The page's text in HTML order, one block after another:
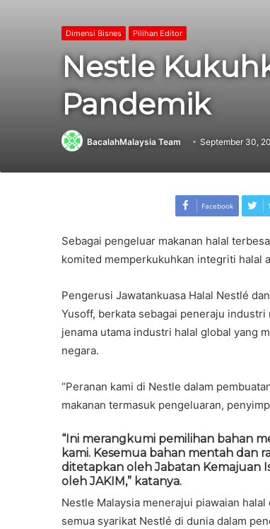
Dimensi Bisnes Pilihan Editor
Nestle
Pandemik
BacalahMalaysia Team September 30,
Facebook
Sebagai pengeluar makanan halal
komited memperkukuhkan integriti halal
Pengerusi Jawatankuasa Halal Nestlé
Yusoff, berkata sebagai peneraju
jenama utama industri halal global yang
negara.
“Peranan kami di Nestle dalam
makanan termasuk pengeluaran,
“Ini merangkumi pemilihan bahan
kami. Kesemua bahan mentah dan
ditetapkan oleh Jabatan Kemajuan
oleh JAKIM,” katanya.
Nestle Malaysia menerajui piawaian
semua syarikat Nestlé di dunia dalam